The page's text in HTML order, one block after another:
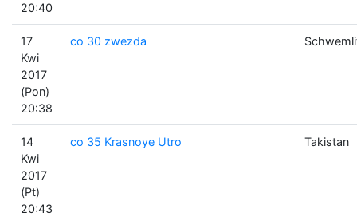
20:40
17
Kwi
2017
(Pon)
20:38
co 30 zwezda
14
Kwi
2017
(Pt)
20:43
co 35 Krasnoye Utro Takistan